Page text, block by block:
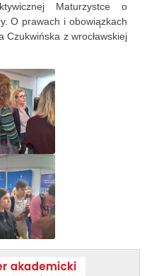
Maturzystce o
O prawach i obowiązkach
Czukwińska z wrocławskiej